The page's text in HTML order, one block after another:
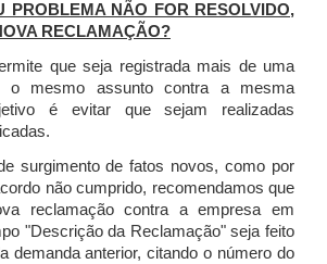
PROBLEMA NÃO FOR RESOLVIDO,
RECLAMAÇÃO?
que seja registrada mais de uma
o mesmo assunto contra a mesma
é evitar que sejam realizadas
surgimento de fatos novos, como por
não cumprido, recomendamos que
reclamação contra a empresa em
"Descrição da Reclamação" seja feito
demanda anterior, citando o número do